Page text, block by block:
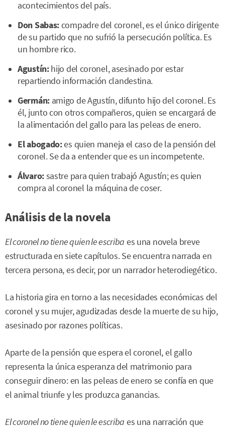
acontecimientos del país.
Don Sabas:compadre del coronel, es el único dirigente
de su partido que no sufrió la persecución política. Es
un hombre rico.
Agustín:hijo del coronel, asesinado por estar
repartiendo información clandestina.
Germán:amigo de Agustín, difunto hijo del coronel. Es
él, junto con otros compañeros, quien se encargará de
la alimentación del gallo para las peleas de enero.
El abogado:es quien maneja el caso de la pensión del
coronel. Se da a entender que es un incompetente.
Álvaro:sastre para quien trabajó Agustín; es quien
compra al coronel la máquina de coser.
Análisis de la novela
El coronel no tiene quien le escriba es una novela breve
estructurada en siete capítulos. Se encuentra narrada en
tercera persona, es decir, por un narrador heterodiegético.
La historia gira en torno a las necesidades económicas del
coronel y su mujer, agudizadas desde la muerte de su hijo,
asesinado por razones políticas.
Aparte de la pensión que espera el coronel, el gallo
representa la única esperanza del matrimonio para
conseguir dinero: en las peleas de enero se confía en que
el animal triunfe y les produzca ganancias.
El coronel no tiene quien le escriba es una narración que